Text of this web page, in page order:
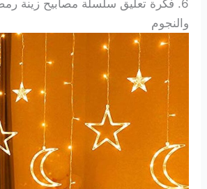
6. فكرة تعليق سلسلة مصابيح زينة
والنجوم